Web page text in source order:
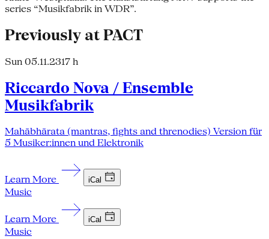
series “Musikfabrik in WDR”.
Previously at PACT
Sun 05.11.2317 h
Riccardo Nova / Ensemble
Musikfabrik
Mahābhārata (mantras, fights and threnodies) Version für
5 Musiker:innen und Elektronik
Learn More iCal
Music
Learn More iCal
Music